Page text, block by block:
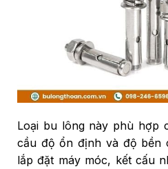
Loại bu lông này phù hợp
cầu độ ổn định và độ bền
lắp đặt máy móc, kết cấu